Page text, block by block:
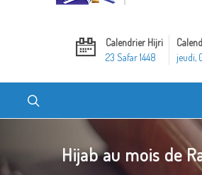
Calendrier Hijri
23 Safar 1448
jeudi,
Hijab au mois de